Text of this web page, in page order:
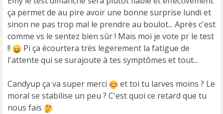
u
ça permet de au pire avoir une bonne surprise lundi et
sinon ne pas trop mal le prendre au boulot... Après c'est
comme vs le sentez bien sûr ! Mais moi je vote pr le test
!!
Pi ça écourtera très legerement la fatigue de
l'attente qui se surajoute à tes symptômes et tout...
Candyup ça va super merci
et toi tu larves moins ? Le
moral se stabilise un peu ? C'est quoi ce retard que tu
nous fais